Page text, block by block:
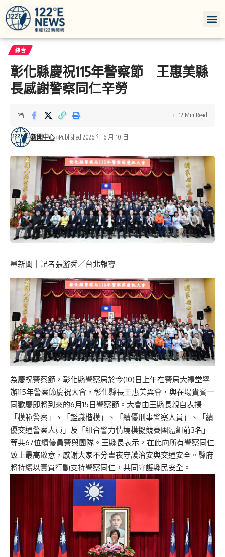
綜合
彰化縣慶祝115年警察節 王惠美縣
長感謝警察同仁辛勞
新聞中心 Published 2026 年 6 月 10 日
12 Min Read
墨新聞 ｜記者張游舜／台北報導
為慶祝警察節，彰化縣警察局於今(10)日上午在警局大禮堂舉
辦115年警察節慶祝大會，彰化縣長王惠美與會，與在場貴賓一
同歡慶即將到來的6月15日警察節。大會由王縣長親自表揚
「模範警察」、「鑑識楷模」、「績優刑事警察人員」、「績
優交通警察人員」及「組合警力情境模擬競賽團體組前3名」
等共67位績優員警與團隊。王縣長表示，在此向所有警察同仁
致上最高敬意，感謝大家不分晝夜守護治安與交通安全。縣府
將持續以實質行動支持警察同仁，共同守護縣民安全。